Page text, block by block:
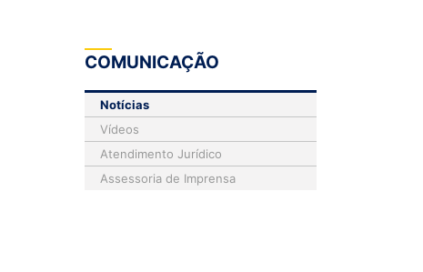
COMUNICAÇÃO
Notícias
Vídeos
Atendimento Jurídico
Assessoria de Imprensa